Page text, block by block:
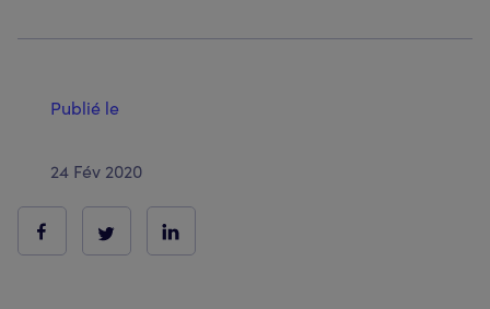
Publié le
24 Fév 2020